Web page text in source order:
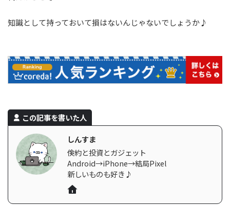
知識として持っておいて損はないんじゃないでしょうか♪
この記事を書いた人
しんすま
倹約と投資とガジェット
Android→iPhone→結局Pixel
新しいものも好き♪